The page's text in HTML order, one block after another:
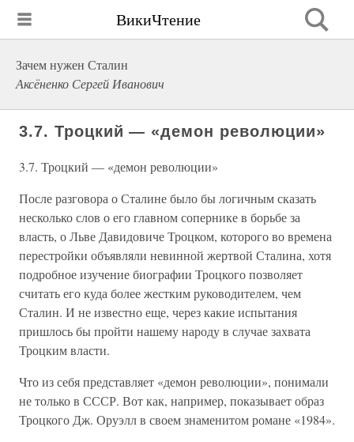
ВикиЧтение
Зачем нужен Сталин
Аксёненко Сергей Иванович
3.7. Троцкий — «демон революции»
3.7. Троцкий — «демон революции»
После разговора о Сталине было бы логичным сказать
несколько слов о его главном сопернике в борьбе за
власть, о Льве Давидовиче Троцком, которого во времена
перестройки объявляли невинной жертвой Сталина, хотя
подробное изучение биографии Троцкого позволяет
считать его куда более жестким руководителем, чем
Сталин. И не известно еще, через какие испытания
пришлось бы пройти нашему народу в случае захвата
Троцким власти.
Что из себя представляет «демон революции», понимали
не только в СССР. Вот как, например, показывает образ
Троцкого Дж. Оруэлл в своем знаменитом романе «1984».